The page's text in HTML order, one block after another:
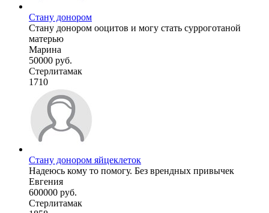
Стану донором
Стану донором ооцитов и могу стать сурроготаной
матерью
Марина
50000 руб.
Стерлитамак
1710
Стану донором яйцеклеток
Надеюсь кому то помогу. Без врендных привычек
Евгения
600000 руб.
Стерлитамак